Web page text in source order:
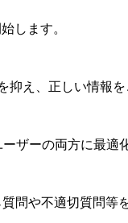
します。
え、正しい情報を
ザーの両方に最適
問や不適切質問等